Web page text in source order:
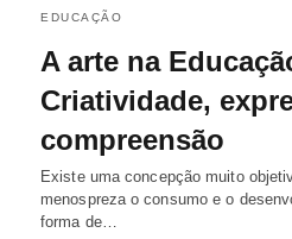
EDUCAÇÃO
A arte na
Criatividade,
compreensão
Existe uma concepção muito
menospreza o consumo e o
forma de…